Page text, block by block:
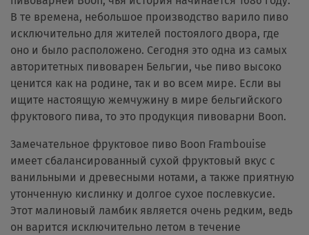
В те времена, небольшое производство варило пиво
исключительно для жителей постоялого двора, где
оно и было расположено. Сегодня это одна из самых
авторитетных пивоварен Бельгии, чье пиво высоко
ценится как на родине, так и во всем мире. Если вы
ищите настоящую жемчужину в мире бельгийского
фруктового пива, то это продукция пивоварни Boon.
Замечательное фруктовое пиво Boon Frambouise
имеет сбалансированный сухой фруктовый вкус с
ванильными и древесными нотами, а также приятную
утонченную кислинку и долгое сухое послевкусие.
Этот малиновый ламбик является очень редким, ведь
он варится исключительно летом в течение